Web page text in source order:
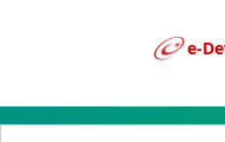
e-